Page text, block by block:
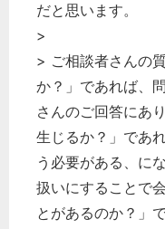
だと思います。
>
> ご相談者さんの
か？」であれば、
さんのご回答にあ
生じるか？」であ
う必要がある、に
扱いにすることで
とがあるのか？」
経営の
秘書